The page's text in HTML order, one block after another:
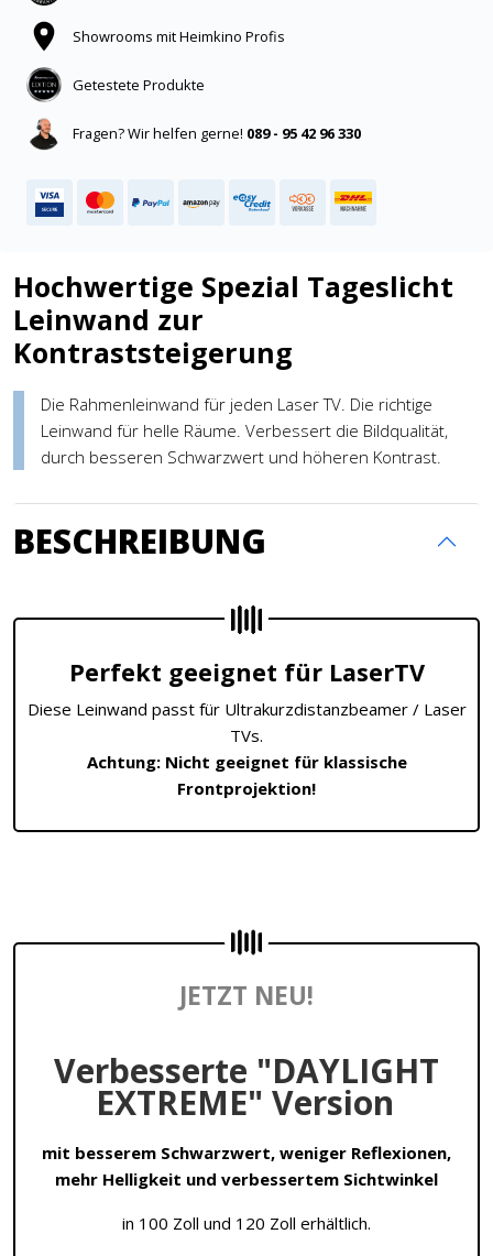
Showrooms mit Heimkino Profis
Getestete Produkte
Fragen? Wir helfen gerne! 089 - 95 42 96 330
Hochwertige Spezial Tageslicht
Leinwand zur
Kontraststeigerung
Die Rahmenleinwand für jeden Laser TV. Die richtige
Leinwand für helle Räume. Verbessert die Bildqualität,
durch besseren Schwarzwert und höheren Kontrast.
BESCHREIBUNG
Perfekt geeignet für LaserTV
Diese Leinwand passt für Ultrakurzdistanzbeamer / Laser
TVs.
Achtung: Nicht geeignet für klassische
Frontprojektion!
JETZT NEU!
Verbesserte "DAYLIGHT
EXTREME" Version
mit besserem Schwarzwert, weniger Reflexionen,
mehr Helligkeit und verbessertem Sichtwinkel
in 100 Zoll und 120 Zoll erhältlich.